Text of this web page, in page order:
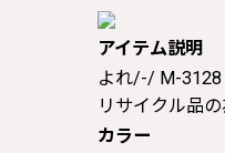
アイテム説明
よれ/-/ M-3128
リサイクル品
カラー